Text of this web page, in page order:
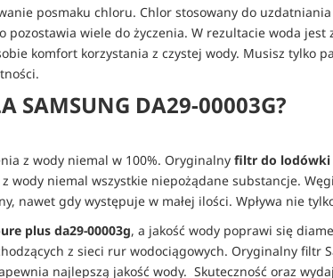
posmaku chloru. Chlor stosowany do
wiele do życzenia. W rezultacie woda
komfort korzystania z czystej wody. Musisz tylko
SAMSUNG DA29-00003G?
z wody niemal w 100%. Oryginalny filtr do lodówki
wody niemal wszystkie niepożądane substancje.
nawet gdy występuje w małej ilości. Wpływa nie
plus da29-00003g, a jakość wody poprawi się
z sieci rur wodociągowych. Oryginalny
najlepszą jakość wody. Skuteczność oraz